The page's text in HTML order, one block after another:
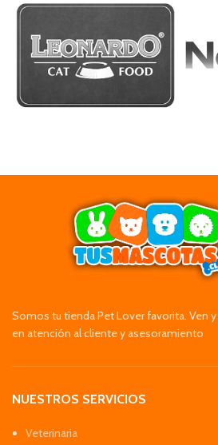
Somos tu tienda Pet Lover favorita. Ven
en atención al cliente y asesoramiento
NUESTROS SERVICIOS
Veterinaria